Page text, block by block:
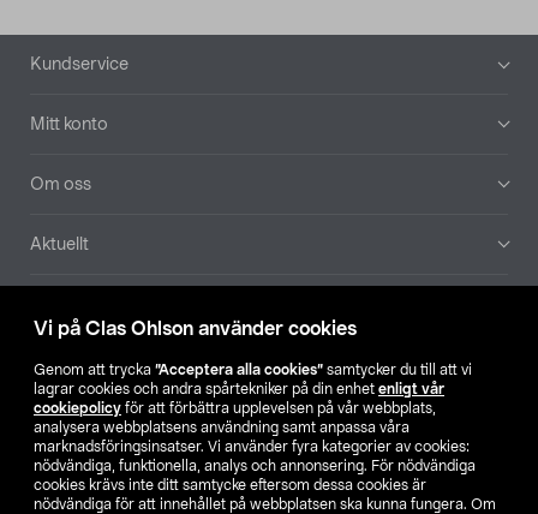
Vi på Clas Ohlson använder cookies
Genom att trycka ”Acceptera alla cookies” samtycker du till att vi
lagrar cookies och andra spårtekniker på din enhet enligt vår
cookiepolicy för att förbättra upplevelsen på vår webbplats,
analysera webbplatsens användning samt anpassa våra
marknadsföringsinsatser. Vi använder fyra kategorier av cookies:
nödvändiga, funktionella, analys och annonsering. För nödvändiga
cookies krävs inte ditt samtycke eftersom dessa cookies är
nödvändiga för att innehållet på webbplatsen ska kunna fungera. Om
Sidfot
Kundservice
Mitt konto
Om oss
Aktuellt
Hitta butik
SE NO FI